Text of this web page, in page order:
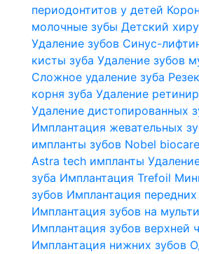
периодонтитов у детей
молочные зубы Детский
Удаление зубов Синус-
кисты зуба Удаление зубов
Сложное удаление зуба
корня зуба Удаление
Удаление дистопированных
Имплантация жевательных
импланты зубов Nobel
Astra tech импланты
зуба Имплантация Trefoil
зубов Имплантация передних
Имплантация зубов на
Имплантация зубов верхней
Имплантация нижних зубов